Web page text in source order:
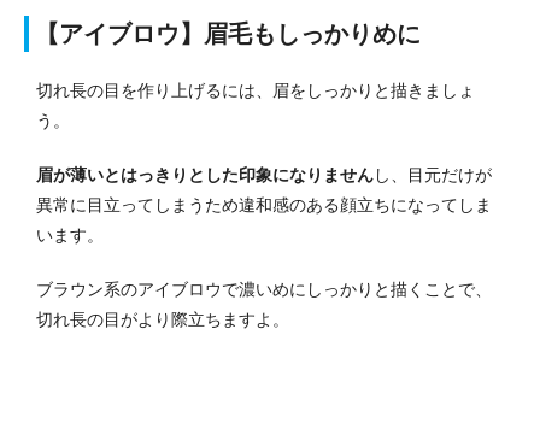
【アイブロウ】眉毛もしっかりめに
切れ長の目を作り上げるには、眉をしっかりと描きましょ
う。
眉が薄いとはっきりとした印象になりませんし、目元だけが
異常に目立ってしまうため違和感のある顔立ちになってしま
います。
ブラウン系のアイブロウで濃いめにしっかりと描くことで、
切れ長の目がより際立ちますよ。